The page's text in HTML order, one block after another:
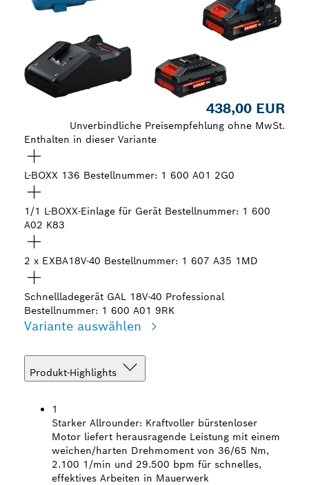
438,00 EUR
Unverbindliche Preisempfehlung ohne MwSt.
Enthalten in dieser Variante
L-BOXX 136 Bestellnummer: 1 600 A01 2G0
1/1 L-BOXX-Einlage für Gerät Bestellnummer: 1 600
A02 K83
2 x EXBA18V-40 Bestellnummer: 1 607 A35 1MD
Schnellladegerät GAL 18V-40 Professional
Bestellnummer: 1 600 A01 9RK
Variante auswählen
Produkt-Highlights
1
Starker Allrounder: Kraftvoller bürstenloser
Motor liefert herausragende Leistung mit einem
weichen/harten Drehmoment von 36/65 Nm,
2.100 1/min und 29.500 bpm für schnelles,
effektives Arbeiten in Mauerwerk